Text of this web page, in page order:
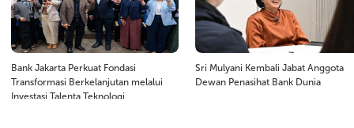
Bank Jakarta Perkuat Fondasi
Transformasi Berkelanjutan melalui
Investasi Talenta Teknologi
Sri Mulyani Kembali Jabat Anggota
Dewan Penasihat Bank Dunia